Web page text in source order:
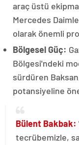
araç üstü
Mercedes
olarak önemli
Bölgesel Güç:
Bölgesi'ndeki
sürdüren
potansiyeline
Bülent Bakbak:
tecrübemizle,